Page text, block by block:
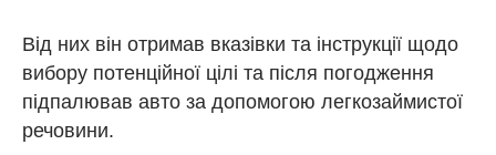
Від них він отримав вказівки та інструкції щодо
вибору потенційної цілі та після погодження
підпалював авто за допомогою легкозаймистої
речовини.